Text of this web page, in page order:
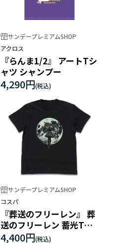
サンデープレミアムSHOP
アクロス
『らんま1/2』 アートTシ
ャツ シャンプー
4,290円
サンデープレミアムSHOP
コスパ
『葬送のフリーレン』 葬
送のフリーレン 蓄光Tシ
ャツ BLACK
4,400円